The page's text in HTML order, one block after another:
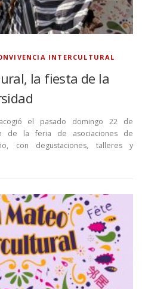
INTERCULTURAL
la fiesta de la
el pasado domingo 22 de
de la feria de asociaciones de
con degustaciones, talleres y